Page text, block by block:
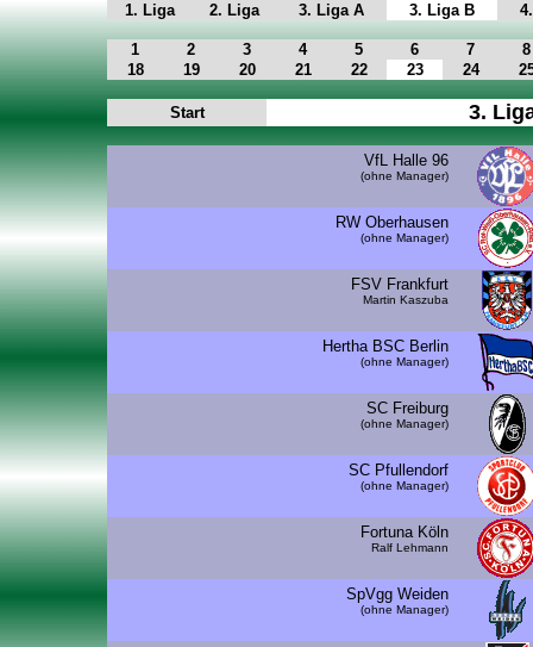
1. Liga 2. Liga 3. Liga A 3. Liga B
1 2 3 4 5 6 7
8
18
19 20 21 22 23 24
Start 3.
VfL Halle 96
(ohne Manager)
RW Oberhausen
(ohne Manager)
FSV Frankfurt
Martin Kaszuba
Hertha BSC Berlin
(ohne Manager)
SC Freiburg
(ohne Manager)
SC Pfullendorf
(ohne Manager)
Fortuna Köln
Ralf Lehmann
SpVgg Weiden
(ohne Manager)